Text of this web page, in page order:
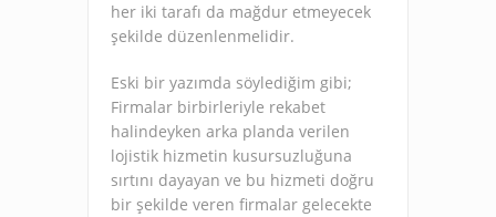
her iki tarafı da mağdur etmeyecek
şekilde düzenlenmelidir.
Eski bir yazımda söylediğim gibi;
Firmalar birbirleriyle rekabet
halindeyken arka planda verilen
lojistik hizmetin kusursuzluğuna
sırtını dayayan ve bu hizmeti doğru
bir şekilde veren firmalar gelecekte